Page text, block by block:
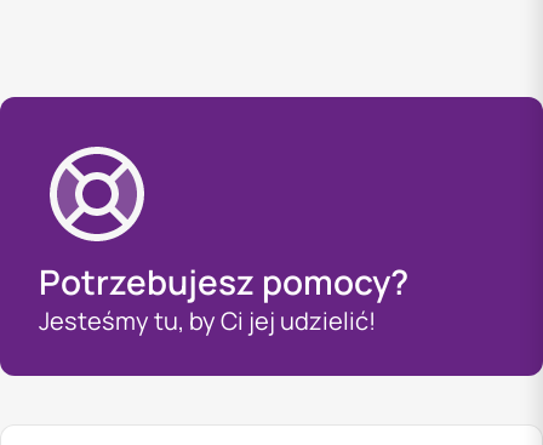
Potrzebujesz pomocy?
Jesteśmy tu, by Ci jej udzielić!